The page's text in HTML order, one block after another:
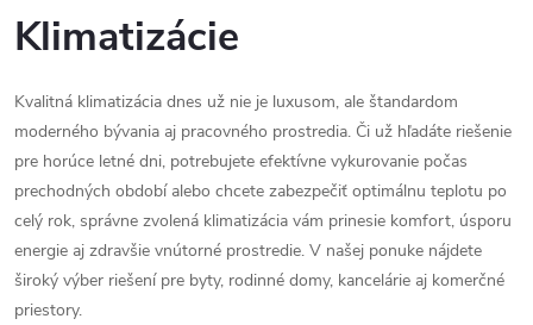
Klimatizácie
Kvalitná klimatizácia dnes už nie je luxusom, ale štandardom
moderného bývania aj pracovného prostredia. Či už hľadáte riešenie
pre horúce letné dni, potrebujete efektívne vykurovanie počas
prechodných období alebo chcete zabezpečiť optimálnu teplotu po
celý rok, správne zvolená klimatizácia vám prinesie komfort, úsporu
energie aj zdravšie vnútorné prostredie. V našej ponuke nájdete
široký výber riešení pre byty, rodinné domy, kancelárie aj komerčné
priestory.